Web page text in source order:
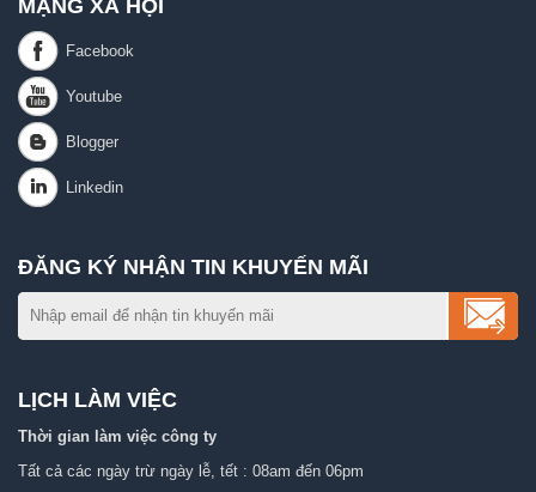
MẠNG XÃ HỘI
ĐĂNG KÝ NHẬN TIN KHUYẾN MÃI
LỊCH LÀM VIỆC
Thời gian làm việc công ty
Tất cả các ngày trừ ngày lễ, tết : 08am đến 06pm